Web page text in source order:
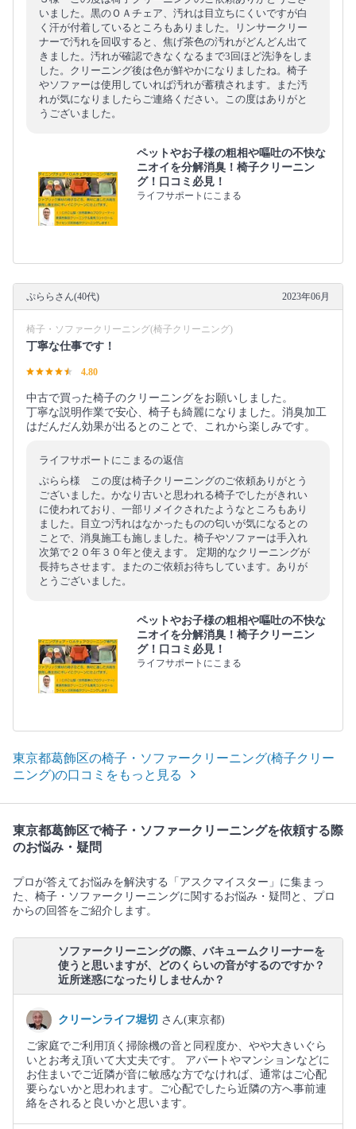
いました。黒のＯＡチェア、汚れは目立ちにくいですが白
く汗が付着しているところもありました。リンサークリー
ナーで汚れを回収すると、焦げ茶色の汚れがどんどん出て
きました。汚れが確認できなくなるまで3回ほど洗浄をしま
した。クリーニング後は色が鮮やかになりましたね。椅子
やソファーは使用していれば汚れが蓄積されます。また汚
れが気になりましたらご連絡ください。この度はありがと
うございました。
ペットやお子様の粗相や嘔吐の不快な
ニオイを分解消臭！椅子クリーニン
グ！口コミ必見！
ライフサポートにこまる
ぷららさん(40代) 2023年06月
椅子・ソファークリーニング(椅子クリーニング)
丁寧な仕事です！
4.80
中古で買った椅子のクリーニングをお願いしました。
丁寧な説明作業で安心、椅子も綺麗になりました。消臭加工
はだんだん効果が出るとのことで、これから楽しみです。
ライフサポートにこまるの返信
ぷらら様 この度は椅子クリーニングのご依頼ありがとう
ございました。かなり古いと思われる椅子でしたがきれい
に使われており、一部リメイクされたようなところもあり
ました。目立つ汚れはなかったものの匂いが気になるとの
ことで、消臭施工も施しました。椅子やソファーは手入れ
次第で２０年３０年と使えます。 定期的なクリーニングが
長持ちさせます。またのご依頼お待ちしています。ありが
とうございました。
ペットやお子様の粗相や嘔吐の不快な
ニオイを分解消臭！椅子クリーニン
グ！口コミ必見！
ライフサポートにこまる
東京都葛飾区の椅子・ソファークリーニング(椅子クリー
ニング)の口コミをもっと見る
東京都葛飾区で椅子・ソファークリーニングを依頼する際
のお悩み・疑問
プロが答えてお悩みを解決する「アスクマイスター」に集まっ
た、椅子・ソファークリーニングに関するお悩み・疑問と、プロ
からの回答をご紹介します。
ソファークリーニングの際、バキュームクリーナーを
使うと思いますが、どのくらいの音がするのですか？
近所迷惑になったりしませんか？
クリーンライフ堀切 さん(東京都)
ご家庭でご利用頂く掃除機の音と同程度か、やや大きいぐら
いとお考え頂いて大丈夫です。 アパートやマンションなどに
お住まいでご近隣が音に敏感な方でなければ、通常はご心配
要らないかと思われます。ご心配でしたら近隣の方へ事前連
絡をされると良いかと思います。